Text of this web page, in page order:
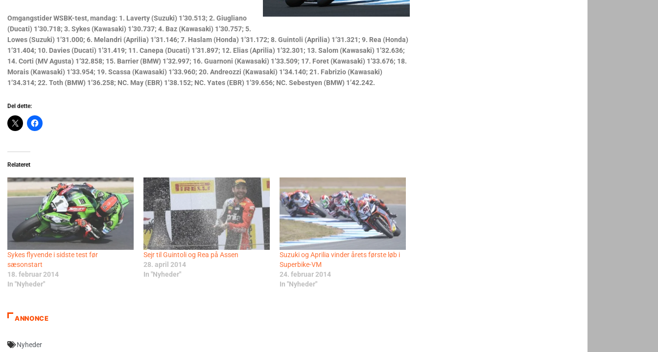
Omgangstider WSBK-test, mandag: 1. Laverty (Suzuki) 1’30.513; 2. Giugliano
(Ducati) 1’30.718; 3. Sykes (Kawasaki) 1’30.737; 4. Baz (Kawasaki) 1’30.757; 5.
Lowes (Suzuki) 1’31.000; 6. Melandri (Aprilia) 1’31.146; 7. Haslam (Honda) 1’31.172; 8. Guintoli (Aprilia) 1’31.321; 9. Rea (Honda)
1’31.404; 10. Davies (Ducati) 1’31.419; 11. Canepa (Ducati) 1’31.897; 12. Elias (Aprilia) 1’32.301; 13. Salom (Kawasaki) 1’32.636;
14. Corti (MV Agusta) 1’32.858; 15. Barrier (BMW) 1’32.997; 16. Guarnoni (Kawasaki) 1’33.509; 17. Foret (Kawasaki) 1’33.676; 18.
Morais (Kawasaki) 1’33.954; 19. Scassa (Kawasaki) 1’33.960; 20. Andreozzi (Kawasaki) 1’34.140; 21. Fabrizio (Kawasaki)
1’34.314; 22. Toth (BMW) 1’36.258; NC. May (EBR) 1’38.152; NC. Yates (EBR) 1’39.656; NC. Sebestyen (BMW) 1’42.242.
Del dette:
Relateret
Sykes flyvende i sidste test før
sæsonstart
18. februar 2014
In "Nyheder"
Sejr til Guintoli og Rea på Assen
28. april 2014
In "Nyheder"
Suzuki og Aprilia vinder årets første løb i
Superbike-VM
24. februar 2014
In "Nyheder"
ANNONCE
Nyheder